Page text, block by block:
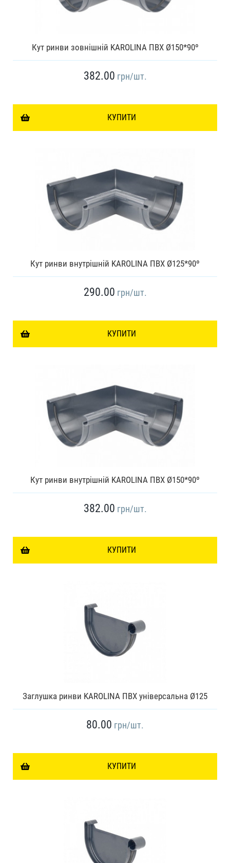
Кут ринви зовнішній KAROLINA ПВХ Ø150*90º
382.00 грн/шт.
КУПИТИ
Кут ринви внутрішній KAROLINA ПВХ Ø125*90º
290.00 грн/шт.
КУПИТИ
Кут ринви внутрішній KAROLINA ПВХ Ø150*90º
382.00 грн/шт.
КУПИТИ
Заглушка ринви KAROLINA ПВХ універсальна Ø125
80.00 грн/шт.
КУПИТИ